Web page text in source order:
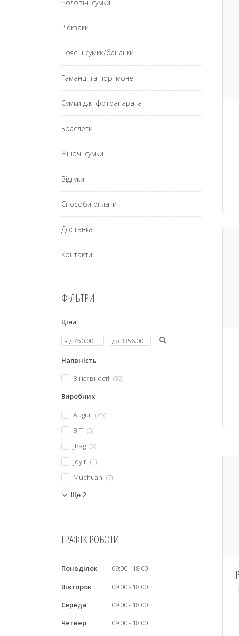
Чоловічі сумки
Рюкзаки
Поясні сумки/бананки
Гаманці та портмоне
Сумки для фотоапарата
Браслети
Жіночі сумки
Відгуки
Способи оплати
Доставка
Контакти
ФІЛЬТРИ
Ціна
Наявність
В наявності
32
Виробник
Augur
25
BJT
5
JBag
6
Joyir
1
Muchuan
7
Ще 2
ГРАФІК РОБОТИ
Понеділок 09:00
18:00
Вівторок
09:00
18:00
Середа
09:00
18:00
Четвер
09:00
18:00